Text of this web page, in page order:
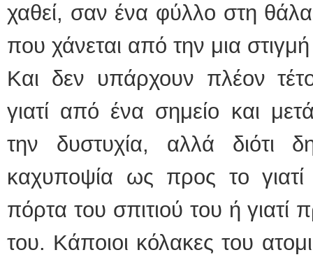
χαθεί, σαν ένα φύλλο στη
που χάνεται από την μια
Και δεν υπάρχουν πλέον
γιατί από ένα σημείο και
την δυστυχία, αλλά διότι
καχυποψία ως προς το
πόρτα του σπιτιού του ή
του. Κάποιοι κόλακες του